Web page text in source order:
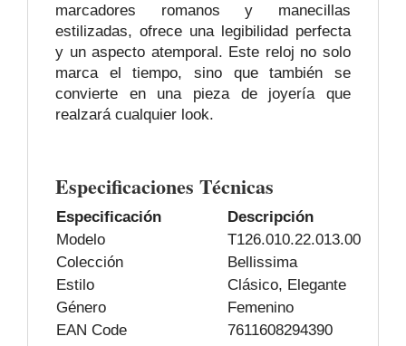
marcadores romanos y manecillas
estilizadas, ofrece una legibilidad perfecta
y un aspecto atemporal. Este reloj no solo
marca el tiempo, sino que también se
convierte en una pieza de joyería que
realzará cualquier look.
Especificaciones Técnicas
Especificación
Descripción
Modelo
T126.010.22.013.00
Colección
Bellissima
Estilo
Clásico, Elegante
Género
Femenino
EAN Code
7611608294390